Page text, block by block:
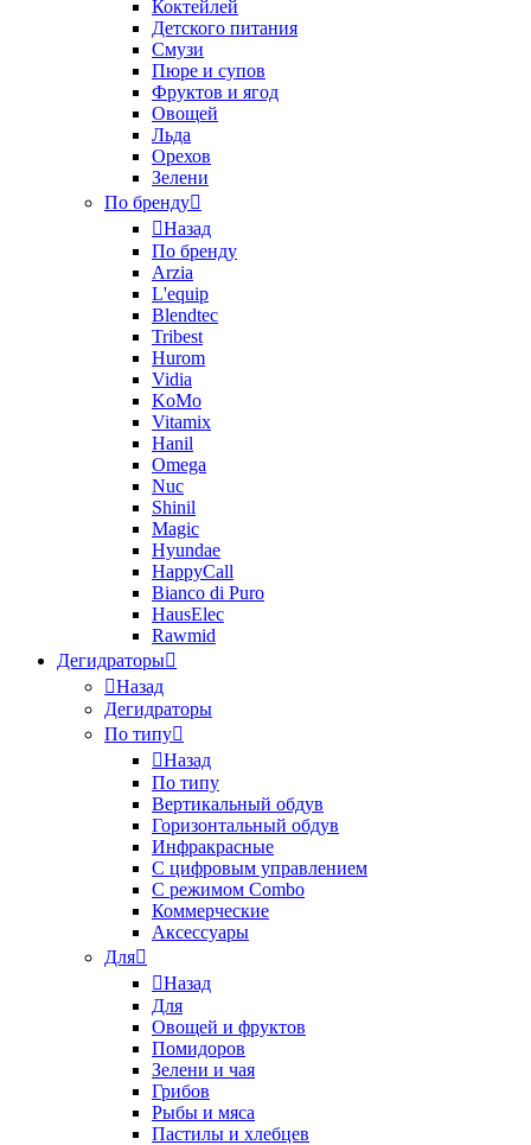
Коктейлей
Детского питания
Смузи
Пюре и супов
Фруктов и ягод
Овощей
Льда
Орехов
Зелени
По бренду
Назад
По бренду
Arzia
L'equip
Blendtec
Tribest
Hurom
Vidia
KoMo
Vitamix
Hanil
Omega
Nuc
Shinil
Magic
Hyundae
HappyCall
Bianco di Puro
HausElec
Rawmid
Дегидраторы
Назад
Дегидраторы
По типу
Назад
По типу
Вертикальный обдув
Горизонтальный обдув
Инфракрасные
С цифровым управлением
С режимом Combo
Коммерческие
Аксессуары
Для
Назад
Для
Овощей и фруктов
Помидоров
Зелени и чая
Грибов
Рыбы и мяса
Пастилы и хлебцев